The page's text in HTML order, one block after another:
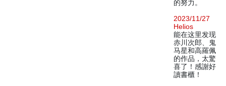
的努力。
2023/11/27
Helios
能在这里发现
赤川次郎、鬼
马星和高羅佩
的作品，太驚
喜了！感謝好
讀書櫃！